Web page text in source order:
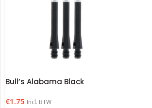
Bull’s Alabama Black
€1.75 Incl. BTW